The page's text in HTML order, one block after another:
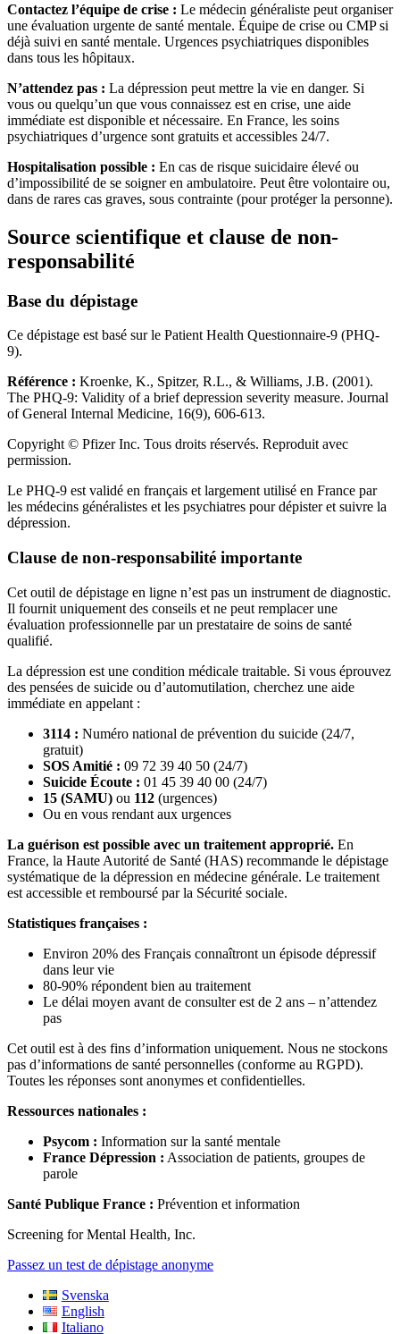
Contactez l’équipe de crise : Le médecin généraliste peut organiser
une évaluation urgente de santé mentale. Équipe de crise ou CMP si
déjà suivi en santé mentale. Urgences psychiatriques disponibles
dans tous les hôpitaux.
N’attendez pas : La dépression peut mettre la vie en danger. Si
vous ou quelqu’un que vous connaissez est en crise, une aide
immédiate est disponible et nécessaire. En France, les soins
psychiatriques d’urgence sont gratuits et accessibles 24/7.
Hospitalisation possible : En cas de risque suicidaire élevé ou
d’impossibilité de se soigner en ambulatoire. Peut être volontaire ou,
dans de rares cas graves, sous contrainte (pour protéger la personne).
Source scientifique et clause de non-
responsabilité
Base du dépistage
Ce dépistage est basé sur le Patient Health Questionnaire-9 (PHQ-
9).
Référence : Kroenke, K., Spitzer, R.L., & Williams, J.B. (2001).
The PHQ-9: Validity of a brief depression severity measure. Journal
of General Internal Medicine, 16(9), 606-613.
Copyright © Pfizer Inc. Tous droits réservés. Reproduit avec
permission.
Le PHQ-9 est validé en français et largement utilisé en France par
les médecins généralistes et les psychiatres pour dépister et suivre la
dépression.
Clause de non-responsabilité importante
Cet outil de dépistage en ligne n’est pas un instrument de diagnostic.
Il fournit uniquement des conseils et ne peut remplacer une
évaluation professionnelle par un prestataire de soins de santé
qualifié.
La dépression est une condition médicale traitable. Si vous éprouvez
des pensées de suicide ou d’automutilation, cherchez une aide
immédiate en appelant :
3114 : Numéro national de prévention du suicide (24/7,
gratuit)
SOS Amitié : 09 72 39 40 50 (24/7)
Suicide Écoute : 01 45 39 40 00 (24/7)
15 (SAMU) ou 112 (urgences)
Ou en vous rendant aux urgences
La guérison est possible avec un traitement approprié. En
France, la Haute Autorité de Santé (HAS) recommande le dépistage
systématique de la dépression en médecine générale. Le traitement
est accessible et remboursé par la Sécurité sociale.
Statistiques françaises :
Environ 20% des Français connaîtront un épisode dépressif
dans leur vie
80-90% répondent bien au traitement
Le délai moyen avant de consulter est de 2 ans – n’attendez
pas
Cet outil est à des fins d’information uniquement. Nous ne stockons
pas d’informations de santé personnelles (conforme au RGPD).
Toutes les réponses sont anonymes et confidentielles.
Ressources nationales :
Psycom : Information sur la santé mentale
France Dépression : Association de patients, groupes de
parole
Santé Publique France : Prévention et information
Screening for Mental Health, Inc.
Passez un test de dépistage anonyme
Svenska
English
Italiano